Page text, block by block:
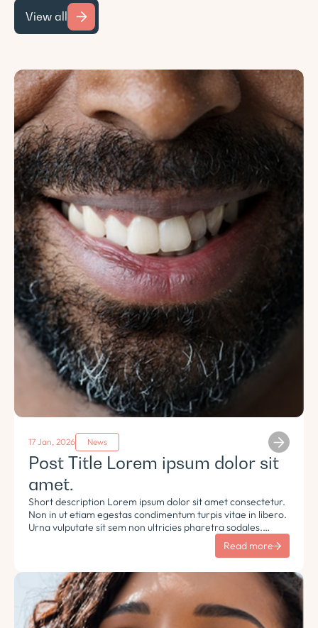
View all
17 Jan, 2026 News
Post Title Lorem ipsum dolor sit
amet.
Short description Lorem ipsum dolor sit amet consectetur.
Non in ut etiam egestas condimentum turpis vitae in libero.
Urna vulputate sit sem non ultricies pharetra sodales.
Tempus lorem euismod morbi ac tincidunt pellentesque.
Read more